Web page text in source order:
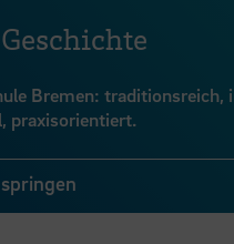
Bremen: traditionsreich,
praxisorientiert.